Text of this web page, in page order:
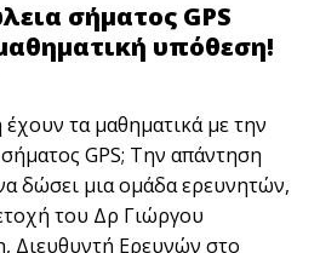
σήματος GPS
υπόθεση!
έχουν τα μαθηματικά με την
GPS; Την απάντηση
δώσει μια ομάδα ερευνητών,
του Δρ Γιώργου
Διευθυντή Ερευνών στο